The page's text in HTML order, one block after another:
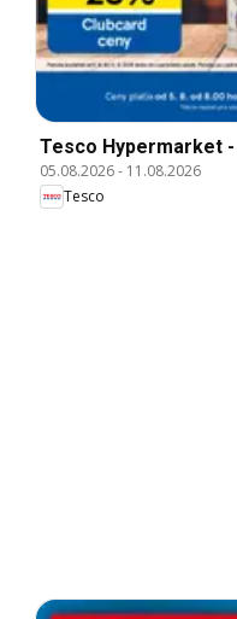
Tesco Hypermarket
05.08.2026- 11.08.2026
Tesco